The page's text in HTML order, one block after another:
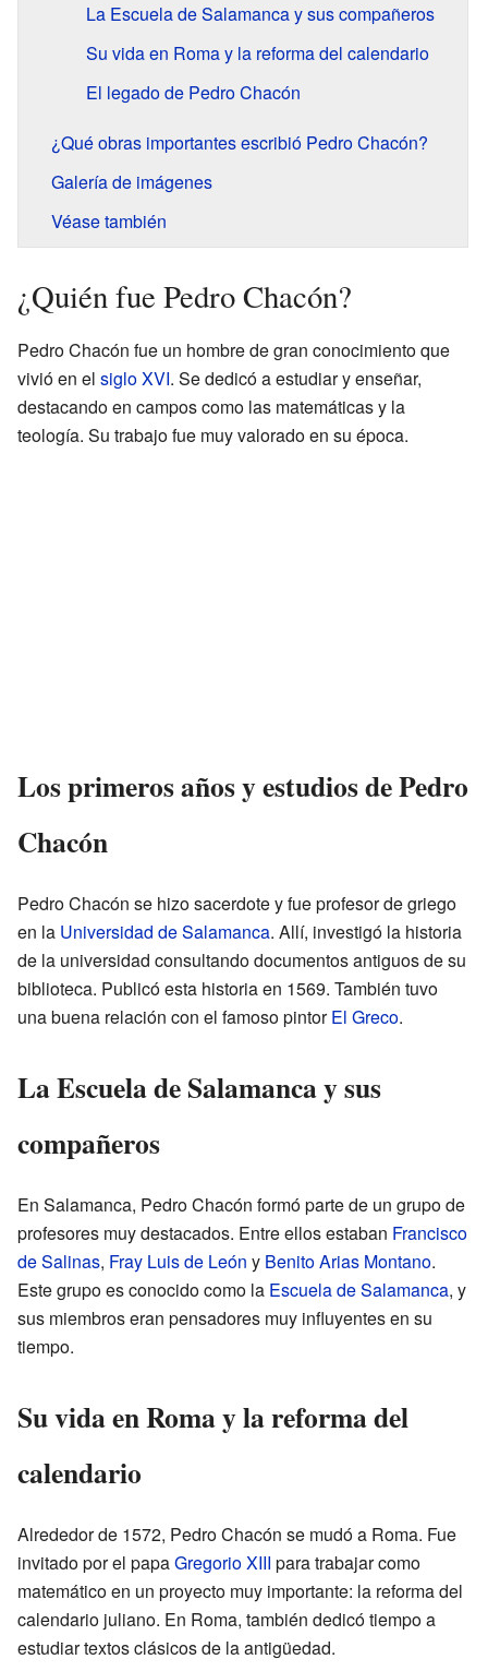
La Escuela de Salamanca y sus compañeros
Su vida en Roma y la reforma del calendario
El legado de Pedro Chacón
¿Qué obras importantes escribió Pedro Chacón?
Galería de imágenes
Véase también
¿Quién fue Pedro Chacón?
Pedro Chacón fue un hombre de gran conocimiento que
vivió en el siglo XVI. Se dedicó a estudiar y enseñar,
destacando en campos como las matemáticas y la
teología. Su trabajo fue muy valorado en su época.
Los primeros años y estudios de Pedro
Chacón
Pedro Chacón se hizo sacerdote y fue profesor de griego
en la Universidad de Salamanca. Allí, investigó la historia
de la universidad consultando documentos antiguos de su
biblioteca. Publicó esta historia en 1569. También tuvo
una buena relación con el famoso pintorEl Greco.
La Escuela de Salamanca y sus
compañeros
En Salamanca, Pedro Chacón formó parte de un grupo de
profesores muy destacados. Entre ellos estaban Francisco
de Salinas, Fray Luis de León y Benito Arias Montano.
Este grupo es conocido como la Escuela de Salamanca, y
sus miembros eran pensadores muy influyentes en su
tiempo.
Su vida en Roma y la reforma del
calendario
Alrededor de 1572, Pedro Chacón se mudó a Roma. Fue
invitado por el papaGregorio XIII para trabajar como
matemático en un proyecto muy importante: la reforma del
calendario juliano. En Roma, también dedicó tiempo a
estudiar textos clásicos de la antigüedad.